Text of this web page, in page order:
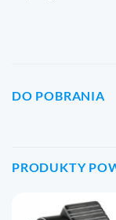
DO POBRANIA
PRODUKTY